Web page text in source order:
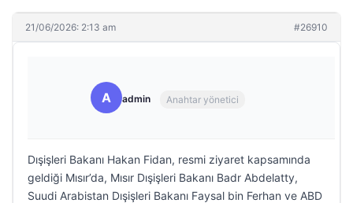
21/06/2026: 2:13 am #26910
A admin Anahtar yönetici
Dışişleri Bakanı Hakan Fidan, resmi ziyaret kapsamında
geldiği Mısır’da, Mısır Dışişleri Bakanı Badr Abdelatty,
Suudi Arabistan Dışişleri Bakanı Faysal bin Ferhan ve ABD